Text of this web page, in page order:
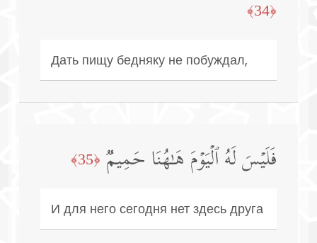
﴿34﴾
Дать пищу бедняку не побуждал,
فَلَیۡسَ لَهُ ٱلۡیَوۡمَ هَـٰهُنَا حَمِیمࣱ ﴿35﴾
И для него сегодня нет здесь друга